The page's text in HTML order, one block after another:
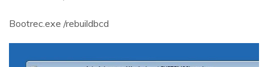
Bootrec.exe /rebuildbcd